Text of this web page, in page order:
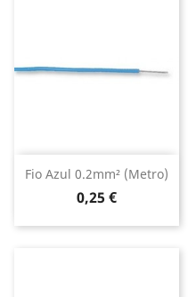
Fio Azul 0.2mm² (metro)
Preço
0,25 €